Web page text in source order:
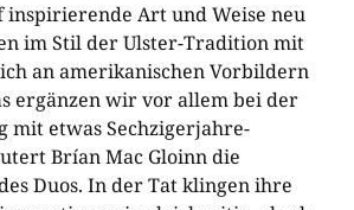
inspirierende Art und Weise neu
im Stil der Ulster-Tradition mit
an amerikanischen Vorbildern
ergänzen wir vor allem bei der
mit etwas Sechzigerjahre-
Brían Mac Gloinn die
Duos. In der Tat klingen ihre